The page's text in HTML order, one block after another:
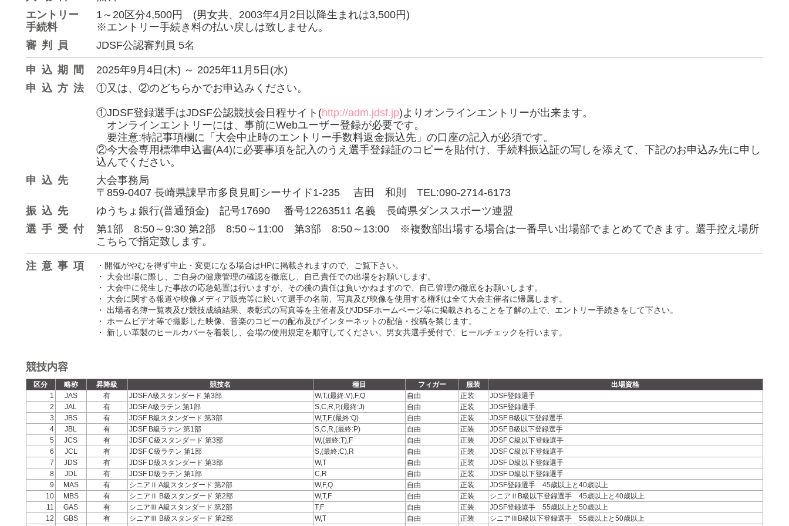
エントリー
手続料
1～20区分4,500円 (男女共、2003年4月2日以降生まれは3,500円)
※エントリー手続き料の払い戻しは致しません。
審判員
JDSF公認審判員 5名
申込期間 2025年9月4日(木) ～ 2025年11月5日(水)
申込方法
①又は、②のどちらかでお申込みください。
①JDSF登録選手はJDSF公認競技会日程サイト(http://adm.jdsf.jp)よりオンラインエントリーが出来ます。
オンラインエントリーには、事前にWebユーザー登録が必要です。
要注意:特記事項欄に「大会中止時のエントリー手数料返金振込先」の口座の記入が必須です。
②今大会専用標準申込書(A4)に必要事項を記入のうえ選手登録証のコピーを貼付け、手続料振込証の写しを添えて、下記のお申込み先に申し
込んでください。
申込先
大会事務局
〒859-0407 長崎県諌早市多良見町シーサイド1-235 吉田 和則 TEL:090-2714-6173
振込先
ゆうちょ銀行(普通預金) 記号17690 番号12263511 名義 長崎県ダンススポーツ連盟
選手受付
第1部 8:50～9:30 第2部 8:50～11:00 第3部 8:50～13:00 ※複数部出場する場合は一番早い出場部でまとめてできます。選手控え場所
こちらで指定致します。
注意事項
・開催がやむを得ず中止・変更になる場合はHPに掲載されますので、ご覧下さい。
・ 大会出場に際し、ご自身の健康管理の確認を徹底し、自己責任での出場をお願いします。
・ 大会中に発生した事故の応急処置は行いますが、その後の責任は負いかねますので、自己管理の徹底をお願いします。
・ 大会に関する報道や映像メディア販売等に於いて選手の名前、写真及び映像を使用する権利は全て大会主催者に帰属します。
・ 出場者名簿一覧表及び競技成績結果、表彰式の写真等を主催者及びJDSFホームページ等に掲載されることを了解の上で、エントリー手続きをして下さい。
・ ホームビデオ等で撮影した映像、音楽のコピーの配布及びインターネットの配信・投稿を禁じます。
・ 新しい革製のヒールカバーを着装し、会場の使用規定を順守してください。男女共選手受付で、ヒールチェックを行います。
競技内容
区分 略称 昇降級 競技名 種目 フィガー 服装
出場資格
1
JAS 有 JDSF A級スタンダード 第3部 W,T,(最終:V),F,Q 自由 正装
JDSF登録選手
2
JAL 有 JDSF A級ラテン 第1部 S,C,R,P,(最終:J) 自由 正装
JDSF登録選手
3
JBS 有 JDSF B級スタンダード 第3部 W,T,F,(最終:Q) 自由 正装
JDSF B級以下登録選手
4
JBL 有 JDSF B級ラテン 第1部 S,C,R,(最終:P) 自由 正装
JDSF B級以下登録選手
5
JCS 有 JDSF C級スタンダード 第3部 W,(最終:T),F 自由 正装
JDSF C級以下登録選手
6
JCL 有 JDSF C級ラテン 第1部 S,(最終:C),R 自由 正装
JDSF C級以下登録選手
7
JDS 有 JDSF D級スタンダード 第3部 W,T 自由 正装
JDSF D級以下登録選手
8
JDL 有 JDSF D級ラテン 第1部 C,R 自由 正装
JDSF D級以下登録選手
9
MAS 有 シニアⅡ A級スタンダード 第2部 W,F,Q 自由 正装
JDSF登録選手 45歳以上と40歳以上
10
MBS 有 シニアⅡ B級スタンダード 第2部 W,T,F 自由 正装
シニアⅡB級以下登録選手 45歳以上と40歳以上
11
GAS 有 シニアⅢ A級スタンダード 第2部 T,F 自由 正装
JDSF登録選手 55歳以上と50歳以上
12
GBS 有 シニアⅢ B級スタンダード 第2部 W,T 自由 正装
シニアⅢB級以下登録選手 55歳以上と50歳以上